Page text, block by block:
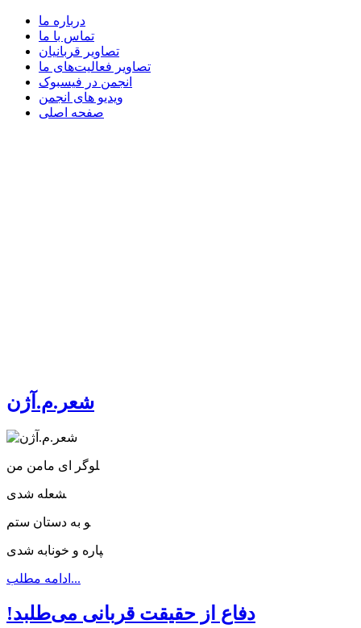
درباره ما
تماس با ما
تصاویر قربانیان
تصاویر فعالیت‌های ما
انجمن در فیسبوک
ویدیو های انجمن
صفحه اصلی
شعر.م.آژن
‍لوگر ای مامن من
‍شعله شدی
‍و به دستان ستم
‍پاره و خونابه شدی
ادامه مطلب...
!دفاع از حقیقت قربانی می‌طلبد